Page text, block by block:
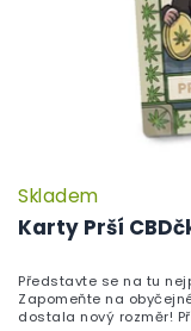
Karty Prší
Skladem
Představte se na tu
Zapomeňte na
dostala nový rozměr!